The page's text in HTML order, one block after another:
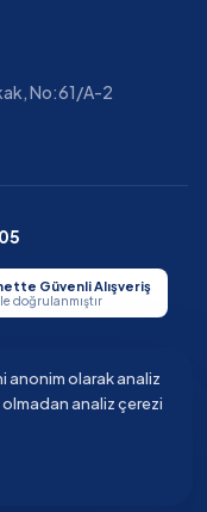
No:61/A-2
Güvenli Alışveriş
doğrulanmıştır
ödeme · 3D Secure
anonim olarak analiz
olmadan analiz çerezi